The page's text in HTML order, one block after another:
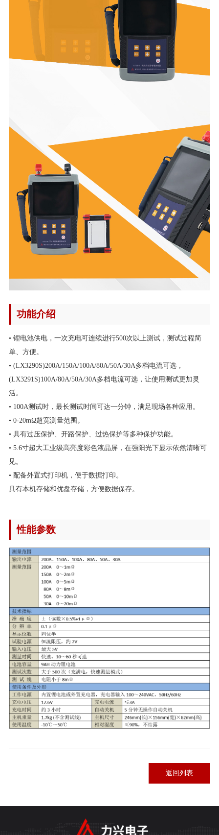
功能介绍
• 锂电池供电，一次充电可连续进行500次以上测试，测试过程简
单、方便。
• (LX3290S)200A/150A/100A/80A/50A/30A多档电流可选，
(LX3291S)100A/80A/50A/30A多档电流可选，让使用测试更加灵
活。
• 100A测试时，最长测试时间可达一分钟，满足现场各种应用。
• 0-20mΩ超宽测量范围。
• 具有过压保护、开路保护、过热保护等多种保护功能。
• 5.6寸超大工业级高亮度彩色液晶屏，在强阳光下显示依然清晰可
见。
• 配备外置式打印机，便于数据打印。
具有本机存储和优盘存储，方便数据保存。
性能参数
返回列表